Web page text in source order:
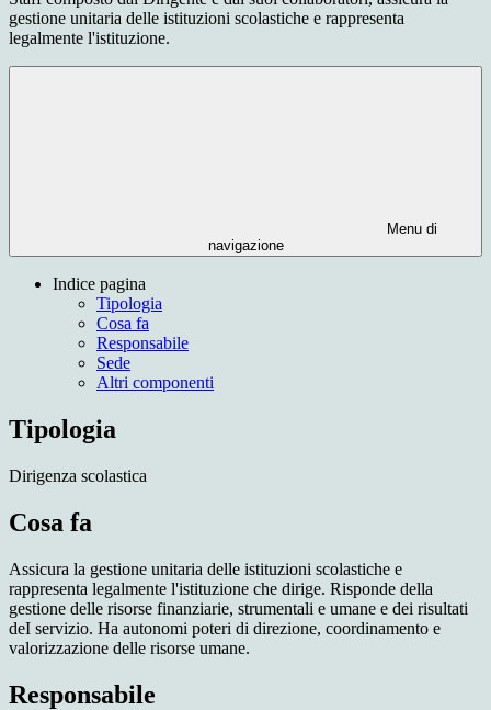
gestione unitaria delle istituzioni scolastiche e rappresenta
legalmente l'istituzione.
Menu di
navigazione
Indice pagina
Tipologia
Cosa fa
Responsabile
Sede
Altri componenti
Tipologia
Dirigenza scolastica
Cosa fa
Assicura la gestione unitaria delle istituzioni scolastiche e
rappresenta legalmente l'istituzione che dirige. Risponde della
gestione delle risorse finanziarie, strumentali e umane e dei risultati
deI servizio. Ha autonomi poteri di direzione, coordinamento e
valorizzazione delle risorse umane.
Responsabile